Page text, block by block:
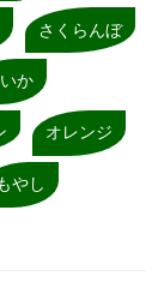
さくらんぼ
か
オレンジ
やし